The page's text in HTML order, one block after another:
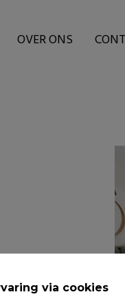
via cookies
OVER ONS